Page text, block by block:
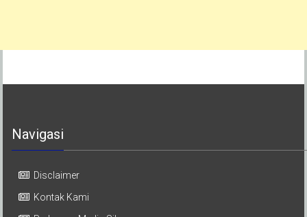
Navigasi
Disclaimer
Kontak Kami